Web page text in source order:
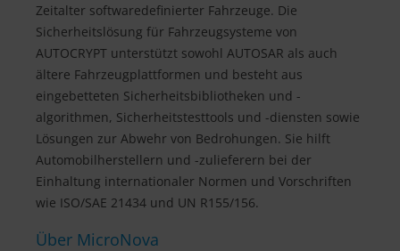
Zeitalter softwaredefinierter Fahrzeuge. Die
Sicherheitslösung für Fahrzeugsysteme von
AUTOCRYPT unterstützt sowohl AUTOSAR als auch
ältere Fahrzeugplattformen und besteht aus
eingebetteten Sicherheitsbibliotheken und -
algorithmen, Sicherheitstesttools und -diensten sowie
Lösungen zur Abwehr von Bedrohungen. Sie hilft
Automobilherstellern und -zulieferern bei der
Einhaltung internationaler Normen und Vorschriften
wie ISO/SAE 21434 und UN R155/156.
Über MicroNova